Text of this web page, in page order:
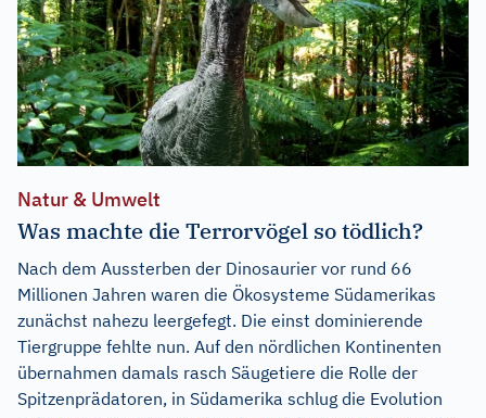
Natur & Umwelt
Was machte die Terrorvögel so tödlich?
Nach dem Aussterben der Dinosaurier vor rund 66
Millionen Jahren waren die Ökosysteme Südamerikas
zunächst nahezu leergefegt. Die einst dominierende
Tiergruppe fehlte nun. Auf den nördlichen Kontinenten
übernahmen damals rasch Säugetiere die Rolle der
Spitzenprädatoren, in Südamerika schlug die Evolution